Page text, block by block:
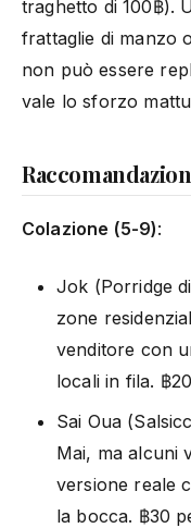
traghetto di 100฿).
frattaglie di manzo
non può essere
vale lo sforzo
Colazione (5-9):
Jok (Porridge
zone
venditore con
locali in fila. ฿
Sai Oua
Mai, ma alcuni
versione reale
la bocca. ฿30